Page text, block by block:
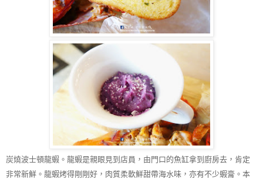
炭燒波士頓龍蝦。龍蝦是親眼見到店員 ， 由門口的魚缸拿到廚房去，肯定
非常新鮮。龍蝦烤得剛剛好，肉質柔軟鮮甜帶海水味，亦有不少蝦膏。本